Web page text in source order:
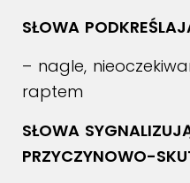
SŁOWA
– nagle,
raptem
SŁOWA
PRZYCZYNOWO-